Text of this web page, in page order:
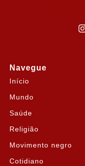
Navegue
Início
Mundo
Saúde
Religião
Movimento negro
Cotidiano